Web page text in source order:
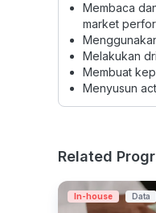
Membaca
market
Melakukan
Membuat
Menyusun
Related
In-house Data